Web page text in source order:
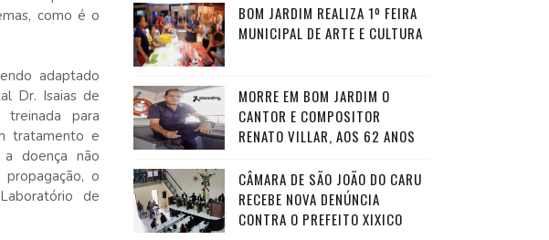
como é o
adaptado
Dr. Isaias de
treinada para
tratamento e
a doença não
o
de
BOM JARDIM REALIZA 1º FEIRA
MUNICIPAL DE ARTE E CULTURA
MORRE EM BOM JARDIM O
CANTOR E COMPOSITOR
RENATO VILLAR, AOS 62 ANOS
CÂMARA DE SÃO JOÃO DO CARU
RECEBE NOVA DENÚNCIA
CONTRA O PREFEITO XIXICO